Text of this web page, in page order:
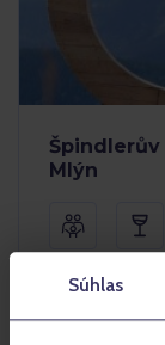
Súhlas
Špindlerův
Mlýn
A Krkonoše
változatos
kerékpározás,